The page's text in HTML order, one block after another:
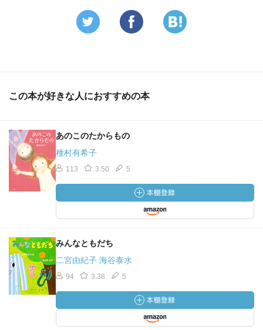
この本が好きな人におすすめの本
あのこのたからもの
種村有希子
113 3.50 5
みんなともだち
二宮由紀子 海谷泰水
94 3.38 5